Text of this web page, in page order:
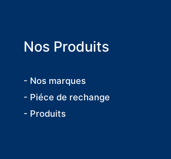
Nos Produits
- Nos marques
- Piéce de rechange
- Produits